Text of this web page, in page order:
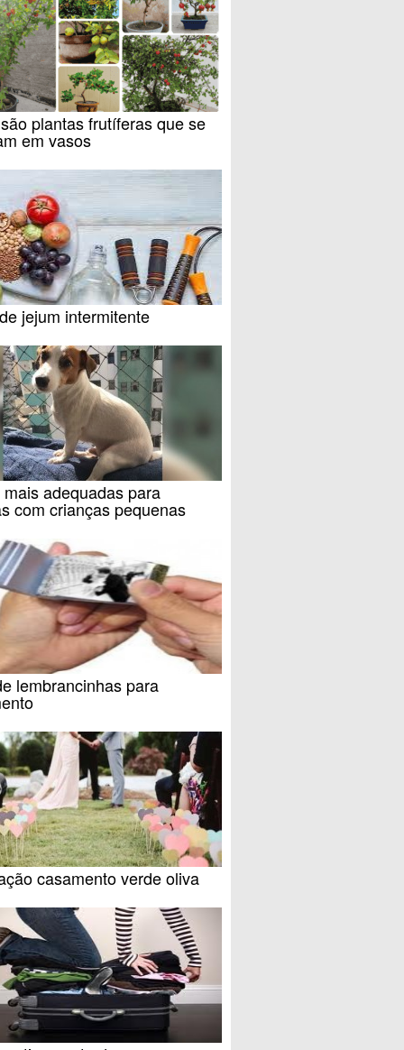
plantas frutíferas que se
em vasos
jejum intermitente
adequadas para
com crianças pequenas
lembrancinhas para
casamento verde oliva